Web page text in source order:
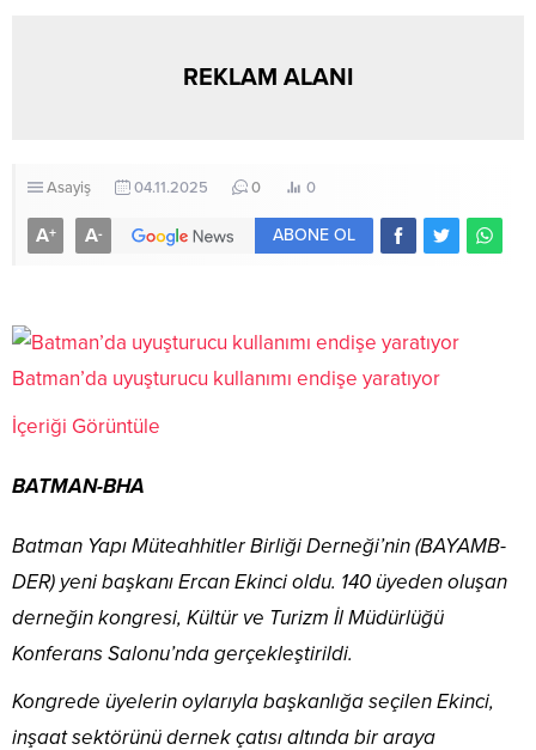
REKLAM ALANI
Asayiş 04.11.2025 0 0
A+ A- ABONE OL
Batman’da uyuşturucu kullanımı endişe yaratıyor
İçeriği Görüntüle
BATMAN-BHA
Batman Yapı Müteahhitler Birliği Derneği’nin (BAYAMB-
DER) yeni başkanı Ercan Ekinci oldu. 140 üyeden oluşan
derneğin kongresi, Kültür ve Turizm İl Müdürlüğü
Konferans Salonu’nda gerçekleştirildi.
Kongrede üyelerin oylarıyla başkanlığa seçilen Ekinci,
inşaat sektörünü dernek çatısı altında bir araya